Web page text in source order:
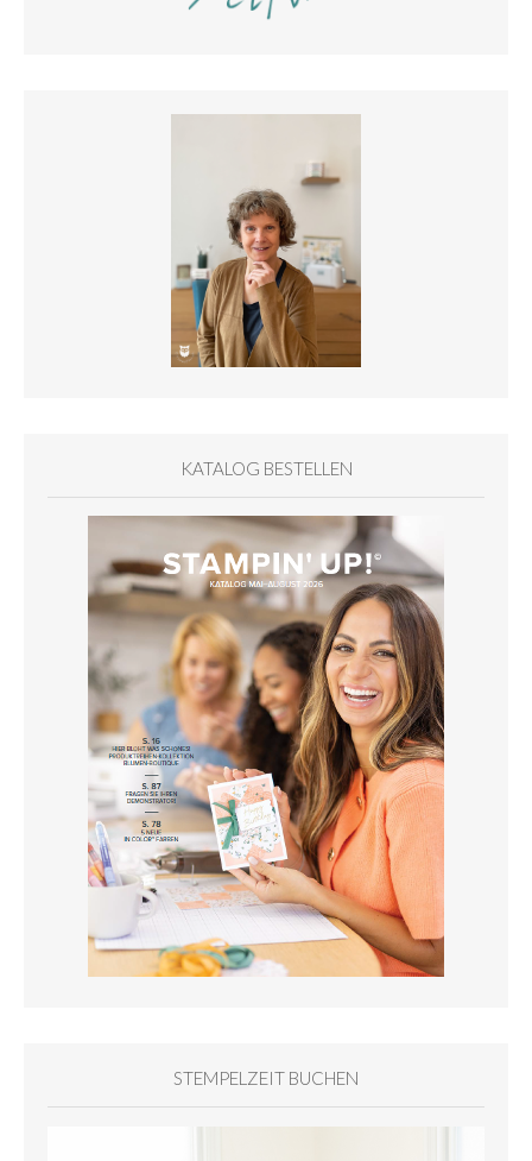
KATALOG BESTELLEN
STEMPELZEIT BUCHEN